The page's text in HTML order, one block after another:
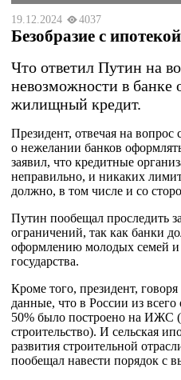
19.12.2024 4037
Безобразие с ипотекой
Что ответил Путин на
невозможности в банке
жилищный кредит.
Президент, отвечая на
о нежелании банков
заявил, что кредитные
неправильно, и никаких
должно, в том числе и со
Путин пообещал проследить
ограничений, так как банки
оформлению молодых семей
государства.
Кроме того, президент,
данные, что в России из
50% было построено на ИЖС
строительство). И сельская
развития строительной
пообещал навести порядок с